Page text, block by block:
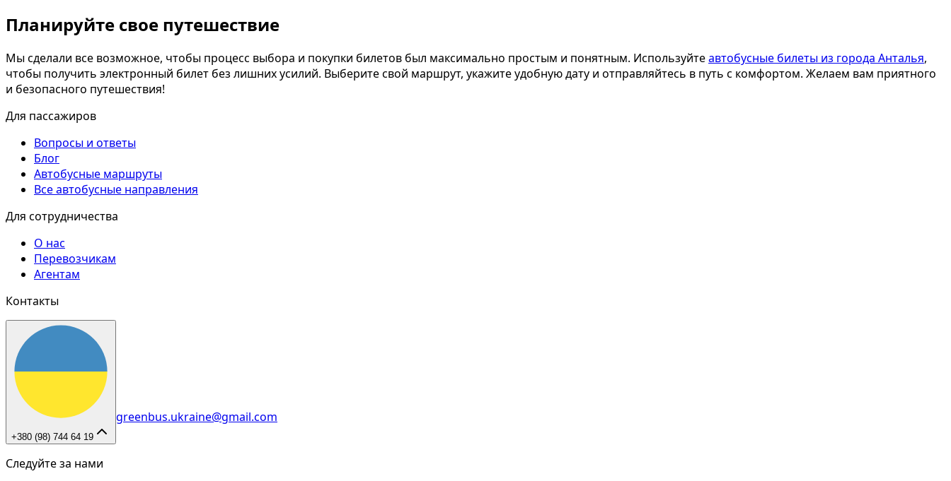
Планируйте свое путешествие
Мы сделали все возможное, чтобы процесс выбора и покупки билетов был максимально простым и понятным. Используйтеавтобусные билеты из города Анталья,
чтобы получить электронный билет без лишних усилий. Выберите свой маршрут, укажите удобную дату и отправляйтесь в путь с комфортом. Желаем вам приятного
и безопасного путешествия!
Для пассажиров
Вопросы и ответы
Блог
Автобусные маршруты
Все автобусные направления
Для сотрудничества
О нас
Перевозчикам
Агентам
Контакты
+380 (98) 744 64 19
greenbus.ukraine@gmail.com
Следуйте за нами